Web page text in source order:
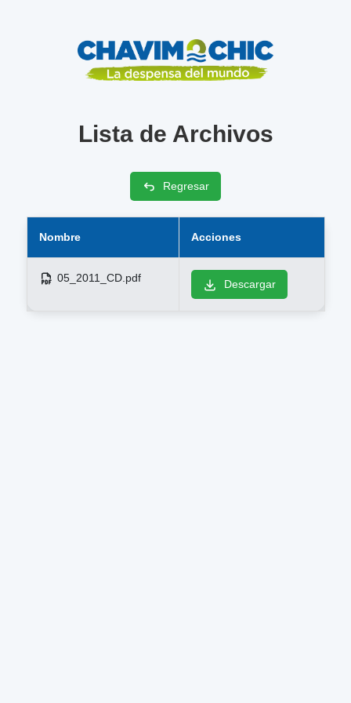
Lista de Archivos
Regresar
Nombre Acciones
05_2011_CD.pdf Descargar